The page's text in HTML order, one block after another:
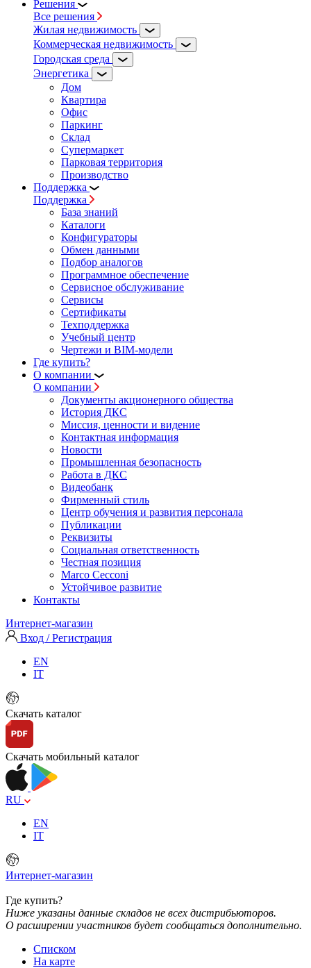
Решения
Все решения
Жилая недвижимость
Коммерческая недвижимость
Городская среда
Энергетика
Дом
Квартира
Офис
Паркинг
Склад
Супермаркет
Парковая территория
Производство
Поддержка
Поддержка
База знаний
Каталоги
Конфигураторы
Обмен данными
Подбор аналогов
Программное обеспечение
Сервисное обслуживание
Сервисы
Сертификаты
Техподдержка
Учебный центр
Чертежи и BIM-модели
Где купить?
О компании
О компании
Документы акционерного общества
История ДКС
Миссия, ценности и видение
Контактная информация
Новости
Промышленная безопасность
Работа в ДКС
Видеобанк
Фирменный стиль
Центр обучения и развития персонала
Публикации
Реквизиты
Социальная ответственность
Честная позиция
Marco Cecconi
Устойчивое развитие
Контакты
Интернет-магазин
Вход / Регистрация
EN
IT
Скачать каталог
Скачать мобильный каталог
RU
EN
IT
Интернет-магазин
Где купить?
Ниже указаны данные складов не всех дистрибьюторов.
О расширении участников будет сообщаться дополнительно.
Списком
На карте